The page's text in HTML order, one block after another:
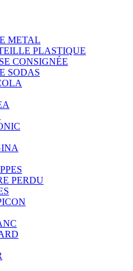
METAL
PLASTIQUE
CONSIGNÉE
SODAS
PERDU